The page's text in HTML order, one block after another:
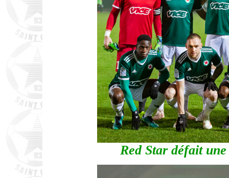
Red Star défait